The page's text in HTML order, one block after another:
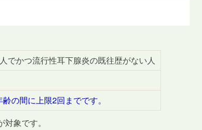
でかつ流行性耳下腺炎の既往歴がない人
の間に上限2回までです。
象です。